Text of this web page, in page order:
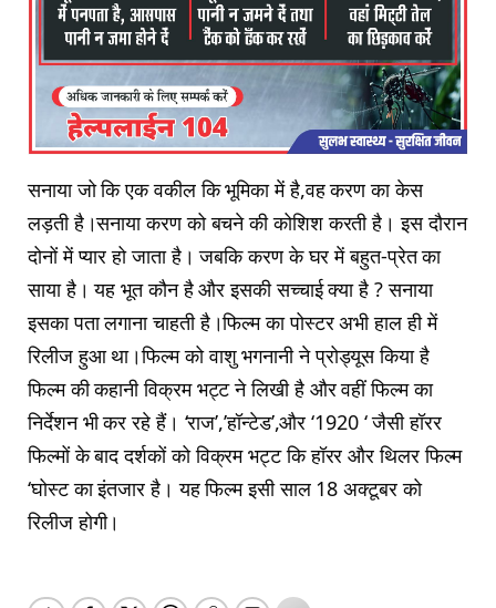
सनाया जो कि एक वकील कि भूमिका में है,वह करण का केस
लड़ती है।सनाया करण को बचने की कोशिश करती है। इस दौरान
दोनों में प्यार हो जाता है। जबकि करण के घर में बहुत-प्रेत का
साया है। यह भूत कौन है और इसकी सच्चाई क्या है ? सनाया
इसका पता लगाना चाहती है।फिल्म का पोस्टर अभी हाल ही में
रिलीज हुआ था।फिल्म को वाशु भगनानी ने प्रोड्यूस किया है
फिल्म की कहानी विक्रम भट्ट ने लिखी है और वहीं फिल्म का
निर्देशन भी कर रहे हैं। ‘राज’,’हॉन्टेड’,और ‘1920 ‘ जैसी हॉरर
फिल्मों के बाद दर्शकों को विक्रम भट्ट कि हॉरर और थिलर फिल्म
‘घोस्ट का इंतजार है। यह फिल्म इसी साल 18 अक्टूबर को
रिलीज होगी।